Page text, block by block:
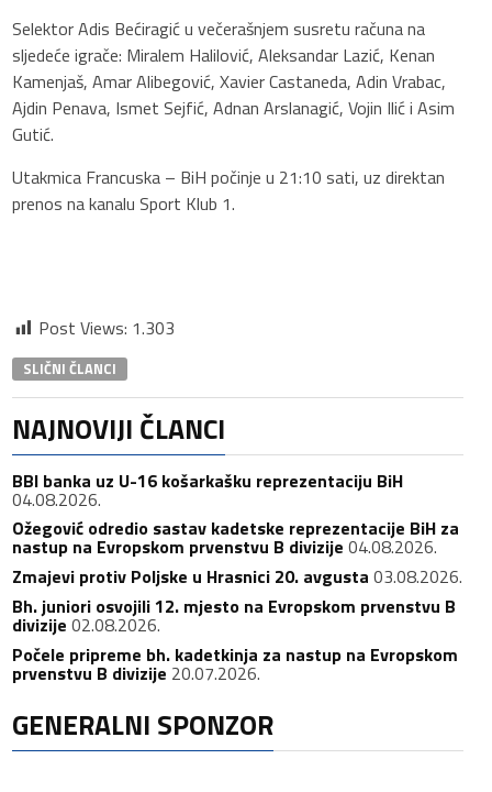
Selektor Adis Bećiragić u večerašnjem susretu računa na
sljedeće igrače: Miralem Halilović, Aleksandar Lazić, Kenan
Kamenjaš, Amar Alibegović, Xavier Castaneda, Adin Vrabac,
Ajdin Penava, Ismet Sejfić, Adnan Arslanagić, Vojin Ilić i Asim
Gutić.
Utakmica Francuska – BiH počinje u 21:10 sati, uz direktan
prenos na kanalu Sport Klub 1.
Post Views: 1.303
SLIČNI ČLANCI
NAJNOVIJI ČLANCI
BBI banka uz U-16 košarkašku reprezentaciju BiH
04.08.2026.
Ožegović odredio sastav kadetske reprezentacije BiH za
nastup na Evropskom prvenstvu B divizije 04.08.2026.
Zmajevi protiv Poljske u Hrasnici 20. avgusta 03.08.2026.
Bh. juniori osvojili 12. mjesto na Evropskom prvenstvu B
divizije 02.08.2026.
Počele pripreme bh. kadetkinja za nastup na Evropskom
prvenstvu B divizije 20.07.2026.
GENERALNI SPONZOR